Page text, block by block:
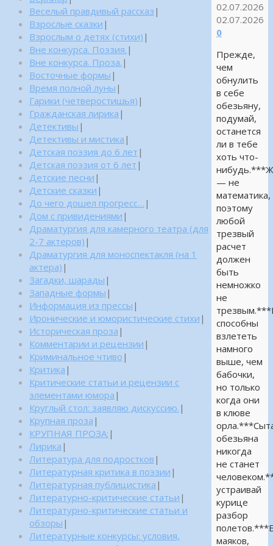
02.07.2026
02.07.2026
0
Прежде,
чем
обнулить
в себе
обезьяну,
подумай,
останется
ли в тебе
хоть что-
— не
математика,
поэтому
любой
трезвый
расчет
должен
быть
немножко
не
способны
взлететь
намного
выше, чем
бабочки,
но только
когда они
в клюве
обезьяна
никогда
не станет
устраивай
курице
разбор
маяков,
Веселый правдивый рассказ |
Взрослые сказки |
Взрослым о детях (стихи) |
Вне конкурса. Поэзия. |
Вне конкурса. Проза. |
Восточные формы |
Время полной луны |
Гарики (четверостишья) |
Гражданская лирика |
Детективы |
Детективы и мистика |
Детская поэзия до 6 лет |
Детская поэзия от 6 лет |
Детские песни |
Детские сказки |
До чего дошел прогресс… |
Дом с привидениями |
Драматургия для камерного театра (для
2-7 актеров) |
Драматургия для моноспектакля (на 1
актера) |
Загадки, шарады |
Западные формы |
Информация из прессы |
Иронические и юмористические стихи |
Историческая проза |
Комментарии и рецензии |
Криминальное чтиво |
Критика |
Критические статьи и рецензии с
элементами юмора |
Круглый стол: заявляю дискуссию. |
Крупная проза |
КРУПНАЯ ПРОЗА: |
Лирика |
Литература для подростков |
Литературная критика в поэзии |
Литературная публицистика |
Литературно-критические статьи |
Литературно-критические статьи и
обзоры |
Литературные конкурсы: условия,